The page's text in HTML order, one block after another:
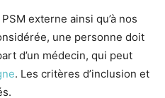
externe ainsi qu’à nos
une personne doit
d’un médecin, qui peut
. Les critères d’inclusion et